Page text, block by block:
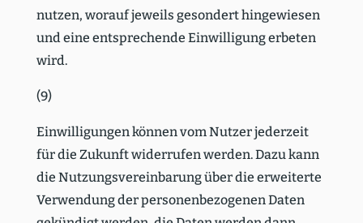
nutzen, worauf jeweils gesondert hinge­wiesen
und eine entspre­chende Einwil­ligung erbeten
wird.
(9)
Einwil­li­gungen können vom Nutzer jederzeit
für die Zukunft wider­rufen werden. Dazu kann
die Nutzungs­ver­ein­barung über die erwei­terte
Verwendung der perso­nen­be­zo­genen Daten